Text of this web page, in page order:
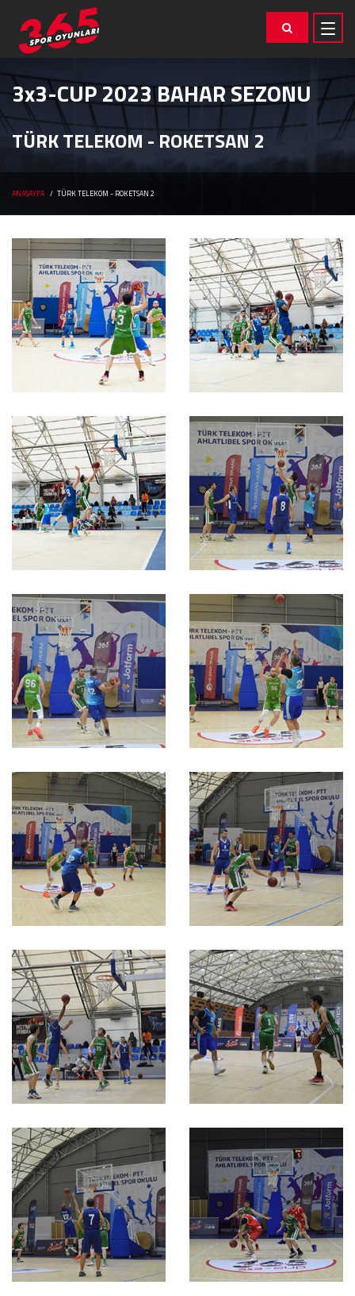
3x3-CUP 2023 BAHAR SEZONU
TÜRK TELEKOM - ROKETSAN 2
ANASAYFA TÜRK TELEKOM - ROKETSAN 2